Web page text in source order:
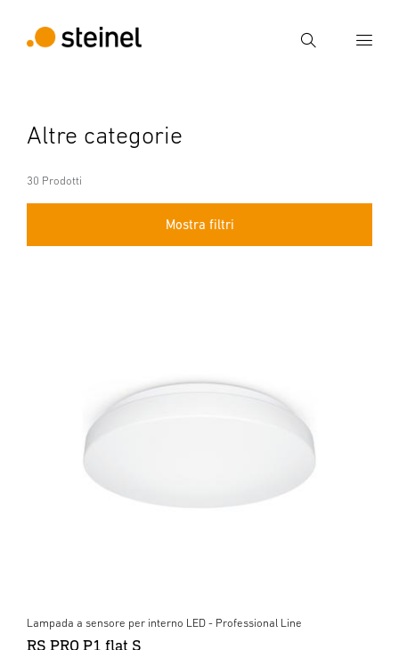
Ricerca
Ricerca
Altre categorie
30 Prodotti
Mostra filtri
Lampada a sensore per interno LED - Professional Line
RS PRO P1 flat S